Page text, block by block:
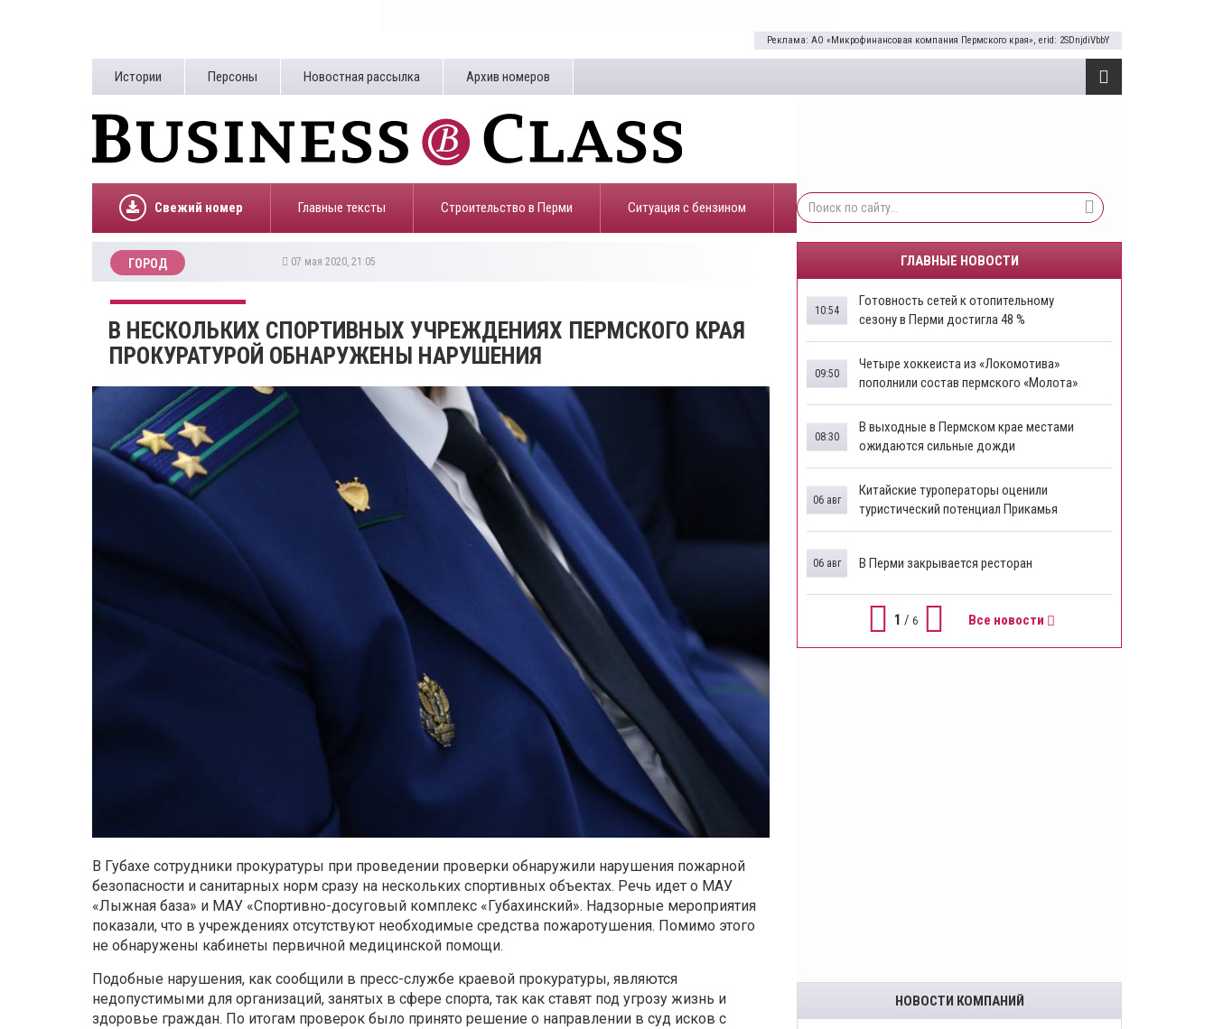
Реклама: АО «Микрофинансовая компания Пермского края», erid: 2SDnjdiVbbY
Истории Персоны Новостная рассылка Архив номеров
Свежий номер Главные тексты Строительство в Перми ​Ситуация с бензином
ГОРОД 07 мая 2020, 21:05
В НЕСКОЛЬКИХ СПОРТИВНЫХ УЧРЕЖДЕНИЯХ ПЕРМСКОГО КРАЯ
ПРОКУРАТУРОЙ ОБНАРУЖЕНЫ НАРУШЕНИЯ
В Губахе сотрудники прокуратуры при проведении проверки обнаружили нарушения пожарной
безопасности и санитарных норм сразу на нескольких спортивных объектах. Речь идет о МАУ
«Лыжная база» и МАУ «Спортивно-досуговый комплекс «Губахинский». Надзорные мероприятия
показали, что в учреждениях отсутствуют необходимые средства пожаротушения. Помимо этого
не обнаружены кабинеты первичной медицинской помощи.
Подобные нарушения, как сообщили в пресс-службе краевой прокуратуры, являются
недопустимыми для организаций, занятых в сфере спорта, так как ставят под угрозу жизнь и
здоровье граждан. По итогам проверок было принято решение о направлении в суд исков с
ГЛАВНЫЕ НОВОСТИ
Готовность сетей к отопительному
сезону в Перми достигла 48 %
10:54
Четыре хоккеиста из «Локомотива»
пополнили состав пермского «Молота»
09:50
В выходные в Пермском крае местами
ожидаются сильные дожди
08:30
Китайские туроператоры оценили
туристический потенциал Прикамья
06 авг
В Перми закрывается ресторан
06 авг
1 / 6 Все новости
НОВОСТИ КОМПАНИЙ